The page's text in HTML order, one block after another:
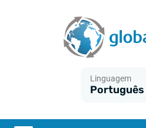
Linguagem
Português
O que é a inflação do IPC?
O que é a inflação do IHPC?
Taxas Euribor históricas
Taxas ESTER históricas
Calculadora de inflação